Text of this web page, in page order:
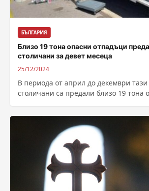
БЪЛГАРИЯ
Близо 19 тона опасни отпадъци
столичани за девет месеца
25/12/2024
В периода от април до декември тази
столичани са предали близо 19 тона